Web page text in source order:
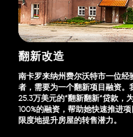
翻新改造
南卡罗来纳州费尔沃特市一位经
者，需要为一个翻新项目融资。
25.3万美元的“翻新翻新”贷款，
100%的融资，帮助她快速推进
限度地提升房屋的转售潜力。